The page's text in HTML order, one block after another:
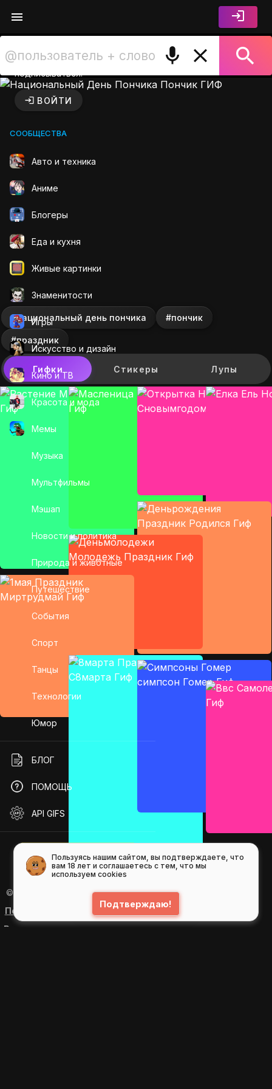
комментировать и
подписываться.
ВОЙТИ
СООБЩЕСТВА
Авто и техника
Аниме
Блогеры
Еда и кухня
Живые картинки
Знаменитости
Игры
Искусcтво и дизайн
Кино и ТВ
Красота и мода
Мемы
Музыка
Мультфильмы
Мэшап
Новости и политика
Природа и животные
Путешествие
События
Спорт
Танцы
Технологии
Юмор
БЛОГ
ПОМОЩЬ
API GIFS
© 2026
GIFS ( gifs.ru , гифки.рф )
Пользовательское соглашение
Рекомендательные технологии
Национальный День
#национальный день пончика #пончик
#праздник
Гифки Стикеры Лупы
Пользуясь нашим сайтом, вы подтверждаете, что
вам 18 лет и соглашаетесь с тем, что мы
используем cookies
Подтверждаю!